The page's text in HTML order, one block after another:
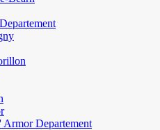
Armor Departement